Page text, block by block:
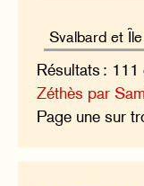
Résultats :
Zéthès par
Page une sur